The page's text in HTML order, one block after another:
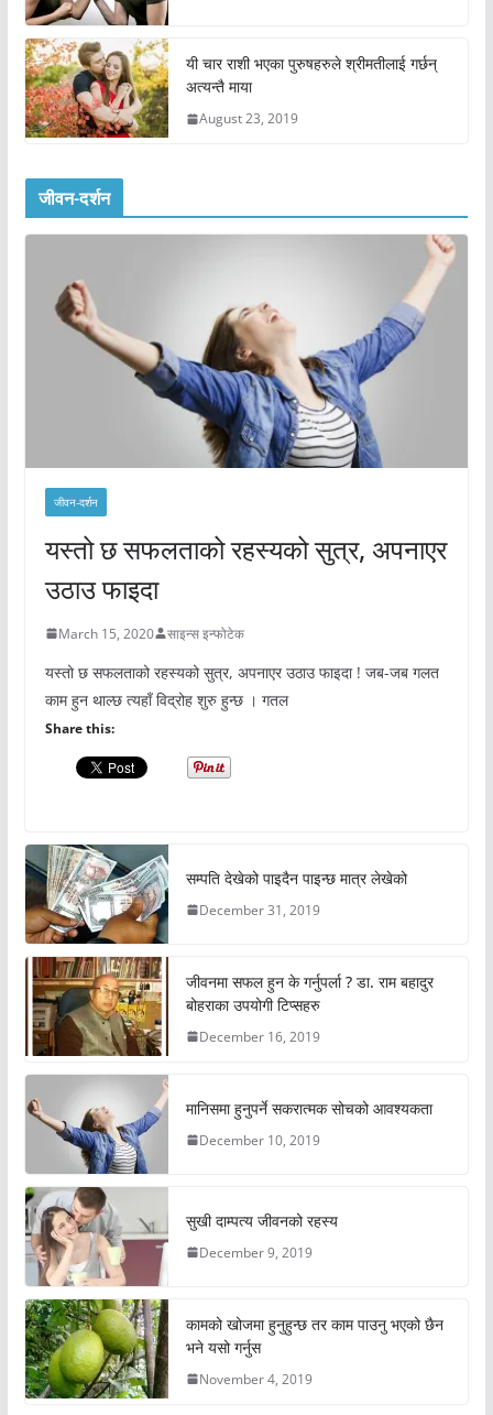
यी चार राशी भएका पुरुषहरुले श्रीमतीलाई गर्छन्
अत्यन्तै माया
August 23, 2019
जीवन-दर्शन
जीवन-दर्शन
यस्तो छ सफलताको रहस्यको सुत्र, अपनाएर
उठाउ फाइदा
March 15, 2020 साइन्स इन्फोटेक
यस्तो छ सफलताको रहस्यको सुत्र, अपनाएर उठाउ फाइदा ! जब-जब गलत
काम हुन थाल्छ त्यहाँ विद्रोह शुरु हुन्छ । गतल
Share this:
सम्पति देखेको पाइदैन पाइन्छ मात्र लेखेको
December 31, 2019
जीवनमा सफल हुन के गर्नुपर्ला ? डा. राम बहादुर
बोहराका उपयोगी टिप्सहरु
December 16, 2019
मानिसमा हुनुपर्ने सकरात्मक सोचको आवश्यकता
December 10, 2019
सुखी दाम्पत्य जीवनको रहस्य
December 9, 2019
कामको खोजमा हुनुहुन्छ तर काम पाउनु भएको छैन
भने यसो गर्नुस
November 4, 2019